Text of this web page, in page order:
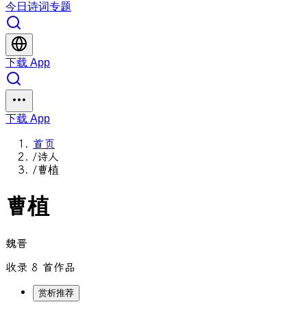
今日 诗词专题
下载 App
下载 App
首页
/诗人
/曹植
曹植
魏晋
收录 8 首作品
赏析推荐